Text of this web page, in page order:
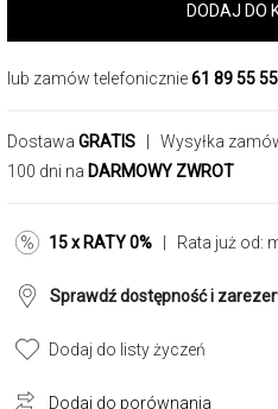
DODAJ DO
lub zamów telefonicznie61 89 55
Dostawa GRATIS | Wysyłka
100 dni na DARMOWY ZWROT
15 x RATY 0% | Rata już od:
Sprawdź dostępność i
Dodaj do listy życzeń
Dodaj do porównania